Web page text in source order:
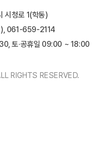
시청로 1(학동)
), 061-659-2114
토·공휴일 09:00 ~ 18:00
RIGHTS RESERVED.